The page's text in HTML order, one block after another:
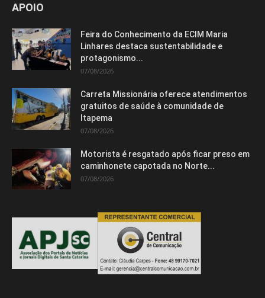
APOIO
Feira do Conhecimento da ECIM Maria
Linhares destaca sustentabilidade e
protagonismo...
07/08/2026
Carreta Missionária oferece atendimentos
gratuitos de saúde à comunidade de
Itapema
07/08/2026
Motorista é resgatado após ficar preso em
caminhonete capotada no Norte...
07/08/2026